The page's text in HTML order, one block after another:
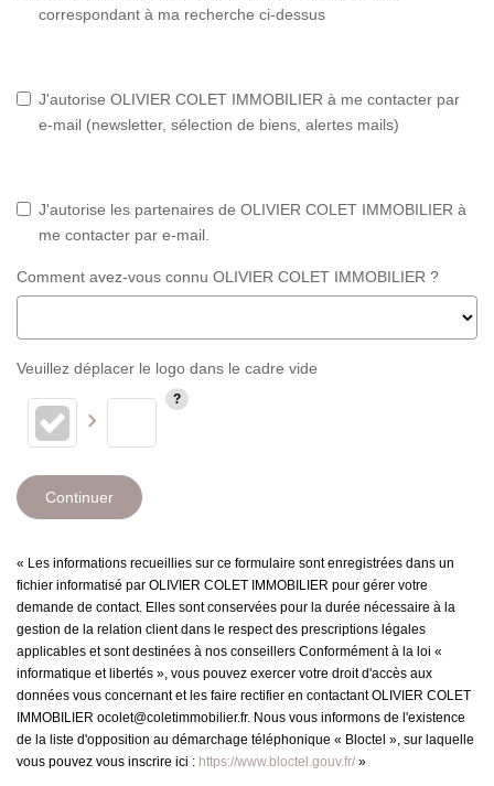
correspondant à ma recherche ci-dessus
J'autorise OLIVIER COLET IMMOBILIER à me contacter par
e-mail (newsletter, sélection de biens, alertes mails)
J'autorise les partenaires de OLIVIER COLET IMMOBILIER à
me contacter par e-mail.
Comment avez-vous connu OLIVIER COLET IMMOBILIER ?
Veuillez déplacer le logo dans le cadre vide
Continuer
« Les informations recueillies sur ce formulaire sont enregistrées dans un
fichier informatisé par OLIVIER COLET IMMOBILIER pour gérer votre
demande de contact. Elles sont conservées pour la durée nécessaire à la
gestion de la relation client dans le respect des prescriptions légales
applicables et sont destinées à nos conseillers Conformément à la loi «
informatique et libertés », vous pouvez exercer votre droit d'accès aux
données vous concernant et les faire rectifier en contactant OLIVIER COLET
IMMOBILIER ocolet@coletimmobilier.fr. Nous vous informons de l'existence
de la liste d'opposition au démarchage téléphonique « Bloctel », sur laquelle
vous pouvez vous inscrire ici : https://www.bloctel.gouv.fr/ »